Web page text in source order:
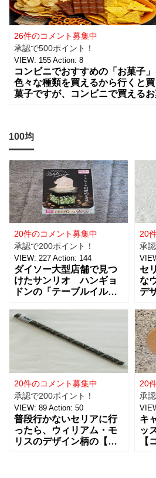
26件のコメント募集中
承認で500ポイント！
VIEW: 155 Action: 8
コンビニでおすすめの「お菓子
色々な種類を買えるから行くと
菓子ですが、コンビニで買える
100均
20件のコメント募集中
承認で200ポイント！
VIEW: 227 Action: 144
ダイソー大型店舗で見つ
けたサンリオ ハンギョ
ドンの「テーブルイルミ
円を買ってきました。 パ
ーティーのテーブルデコ
レーションやおやすみ前
のリラックスタイムに良
さそうな商品で、あの
「ハンギョドン」がデザ
インされたライトは、
20
承
セ
な
デ
で
ス
ン/
な
サ
ポ
は
20件のコメント募集中
承認で200ポイント！
VIEW: 89 Action: 50
普段行かないセリアに行
ったら、ウィリアム・モ
リスのデザイン柄の【包
20
承
キ
ッ
【
て